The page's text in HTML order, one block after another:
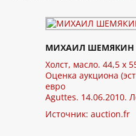
МИХАИЛ ШЕМЯКИН
Холст, масло. 44,5 х
Оценка аукциона
евро
Aguttes. 14.06.2010.
Источник: auction.fr